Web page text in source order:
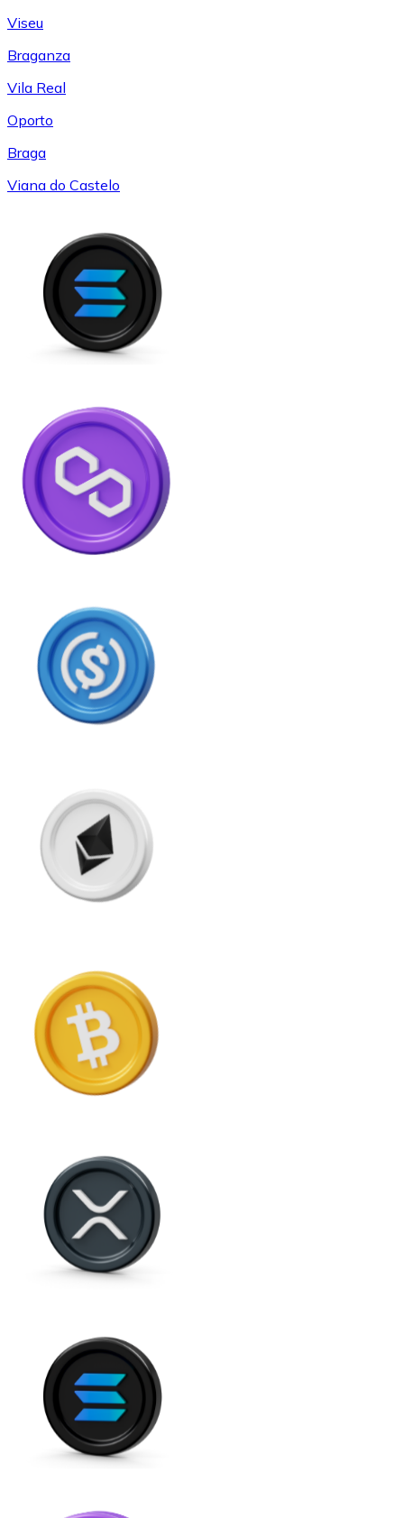
Viseu
Braganza
Vila Real
Oporto
Braga
Viana do Castelo